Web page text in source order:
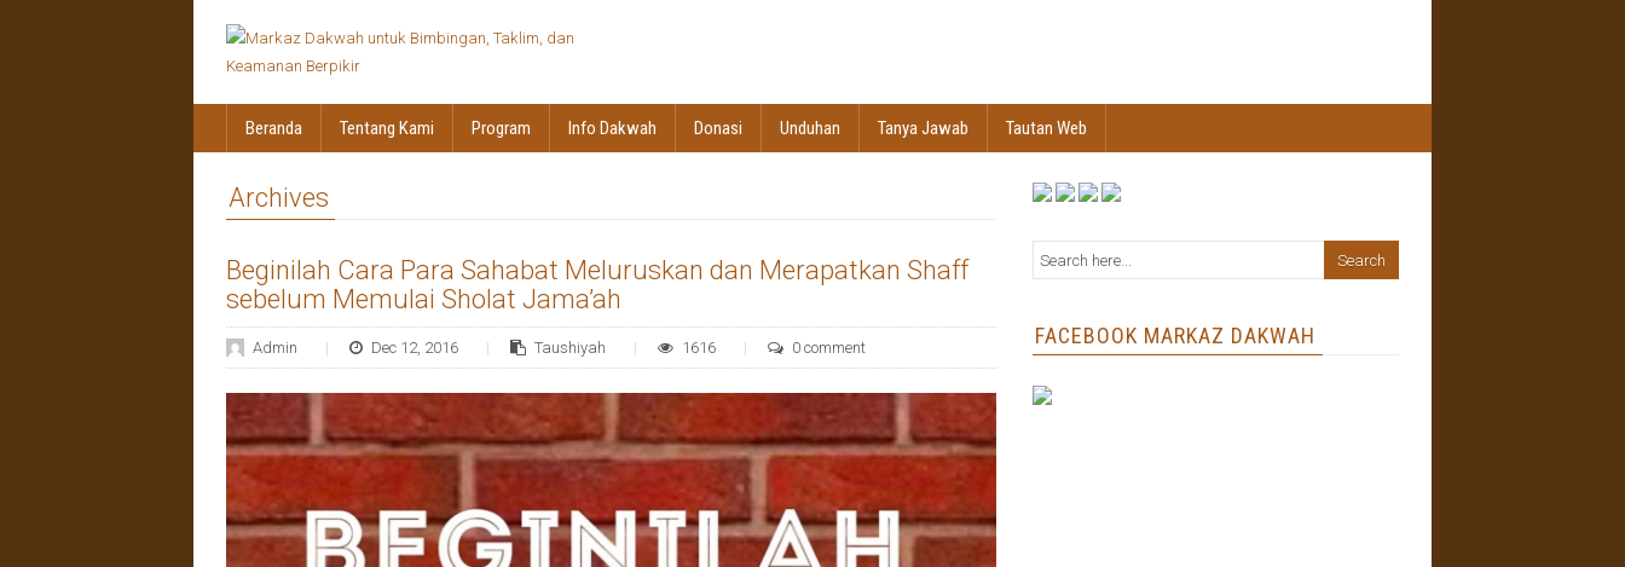
Beranda Tentang Kami Program Info Dakwah Donasi Unduhan Tanya Jawab Tautan Web
Archives
Beginilah Cara Para Sahabat Meluruskan dan Merapatkan Shaff
sebelum Memulai Sholat Jama’ah
Admin Dec 12, 2016 Taushiyah 1616 0 comment FACEBOOK MARKAZ DAKWAH